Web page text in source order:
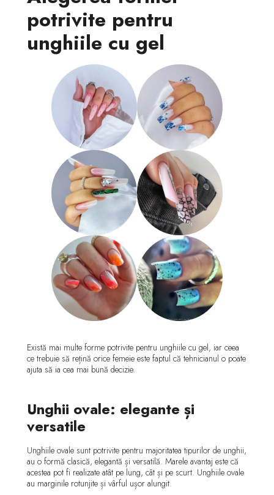
potrivite pentru
unghiile cu gel
Există mai multe forme potrivite pentru unghiile cu gel, iar ceea
ce trebuie să rețină orice femeie este faptul că tehnicianul o poate
ajuta să ia cea mai bună decizie.
Unghii ovale: elegante și
versatile
Unghiile ovale sunt potrivite pentru majoritatea tipurilor de unghii,
au o formă clasică, elegantă și versatilă. Marele avantaj este că
acestea pot fi realizate atât pe lung, cât și pe scurt. Unghiile ovale
au marginile rotunjite și vârful ușor alungit.